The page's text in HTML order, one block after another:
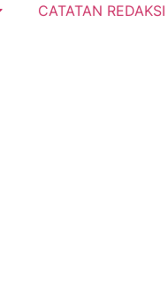
CATATAN REDAKSI